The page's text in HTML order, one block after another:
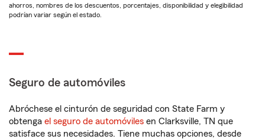
ahorros, nombres de los descuentos, porcentajes, disponibilidad y elegibilidad
podrían variar según el estado.
Seguro de automóviles
Abróchese el cinturón de seguridad con State Farm y
obtenga el seguro de automóviles en Clarksville, TN que
satisface sus necesidades. Tiene muchas opciones, desde